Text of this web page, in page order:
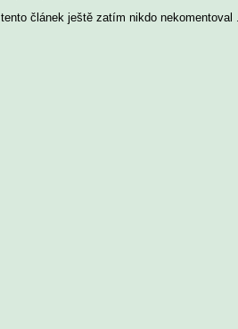
tento článek ještě zatím nikdo nekomentoval